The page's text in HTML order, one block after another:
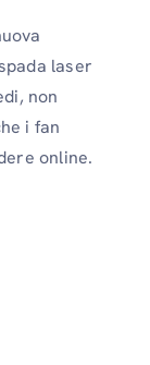
laser
non
i fan
online.